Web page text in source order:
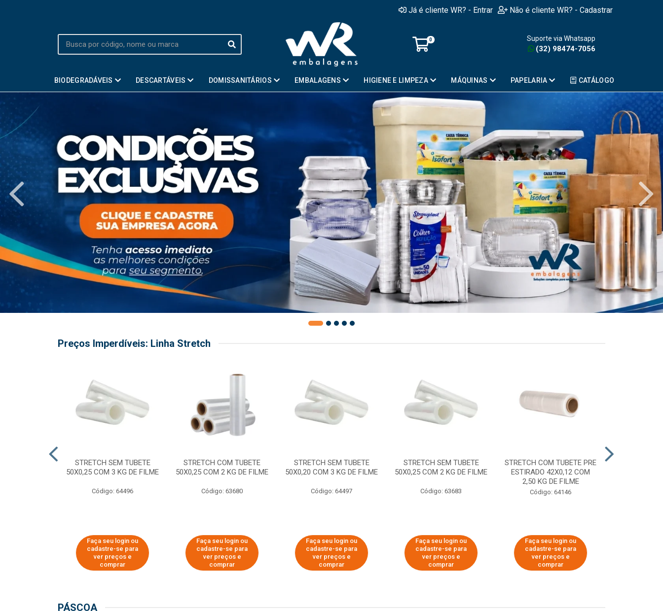
Já é cliente WR? - Entrar Não é cliente WR? - Cadastrar
0 Suporte via Whatsapp
(32) 98474-7056
BIODEGRADÁVEIS DESCARTÁVEIS DOMISSANITÁRIOS EMBALAGENS HIGIENE E LIMPEZA MÁQUINAS PAPELARIA CATÁLOGO
Preços Imperdíveis: Linha Stretch
STRETCH SEM TUBETE
50X0,25 COM 3 KG DE FILME
Código: 64496
Faça seu login ou
cadastre-se para
ver preços e
comprar
STRETCH COM TUBETE
50X0,25 COM 2 KG DE FILME
Código: 63680
Faça seu login ou
cadastre-se para
ver preços e
comprar
STRETCH SEM TUBETE
50X0,20 COM 3 KG DE FILME
Código: 64497
Faça seu login ou
cadastre-se para
ver preços e
comprar
STRETCH SEM TUBETE
50X0,25 COM 2 KG DE FILME
Código: 63683
Faça seu login ou
cadastre-se para
ver preços e
comprar
STRETCH COM TUBETE PRE
ESTIRADO 42X0,12 COM
2,50 KG DE FILME
Código: 64146
Faça seu login ou
cadastre-se para
ver preços e
comprar
PÁSCOA